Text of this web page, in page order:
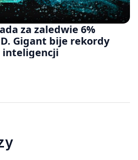
za zaledwie 6%
Gigant bije rekordy
inteligencji